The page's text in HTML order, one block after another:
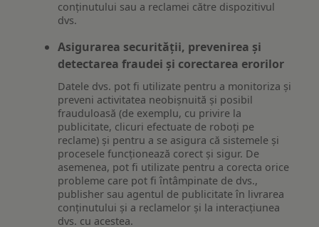
conținutului sau a reclamei către dispozitivul
dvs.
Asigurarea securității, prevenirea și
detectarea fraudei și corectarea erorilor
Datele dvs. pot fi utilizate pentru a monitoriza și
preveni activitatea neobișnuită și posibil
frauduloasă (de exemplu, cu privire la
publicitate, clicuri efectuate de roboți pe
reclame) și pentru a se asigura că sistemele și
procesele funcționează corect și sigur. De
asemenea, pot fi utilizate pentru a corecta orice
probleme care pot fi întâmpinate de dvs.,
publisher sau agentul de publicitate în livrarea
conținutului și a reclamelor și la interacțiunea
dvs. cu acestea.